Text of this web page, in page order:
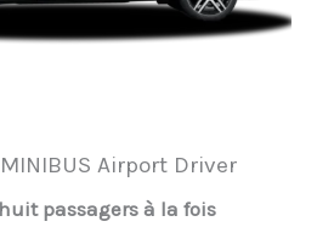
MINIBUS Airport Driver
passagers à la fois